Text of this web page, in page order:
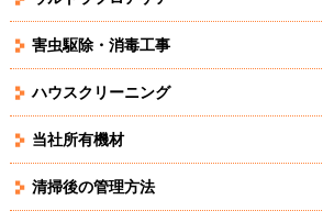
害虫駆除・消毒工事
ハウスクリーニング
当社所有機材
清掃後の管理方法